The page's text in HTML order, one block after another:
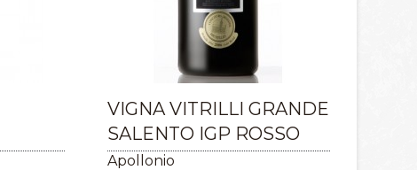
VIGNA VITRILLI GRANDE
SALENTO IGP ROSSO
Apollonio